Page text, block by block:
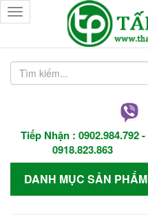
Tiếp Nhận : 0902.984.792-
0918.823.863
Toggle
navigation
DANH MỤC SẢN PHẨM